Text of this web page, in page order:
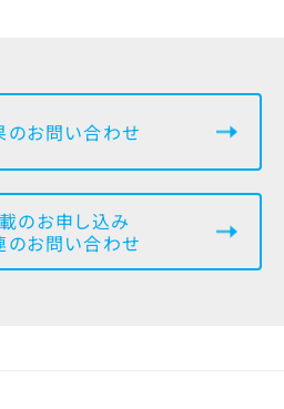
お問い合わせ
のお申し込み
お問い合わせ